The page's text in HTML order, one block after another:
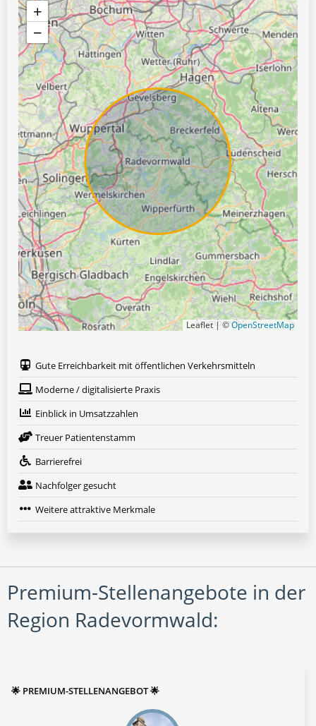
+
−
Leaflet | ©OpenStreetMap
Gute Erreichbarkeit mit öffentlichen Verkehrsmitteln
Moderne / digitalisierte Praxis
Einblick in Umsatzzahlen
Treuer Patientenstamm
Barrierefrei
Nachfolger gesucht
Weitere attraktive Merkmale
Premium-Stellenangebote in der
Region Radevormwald:
🌟 PREMIUM-STELLENANGEBOT 🌟